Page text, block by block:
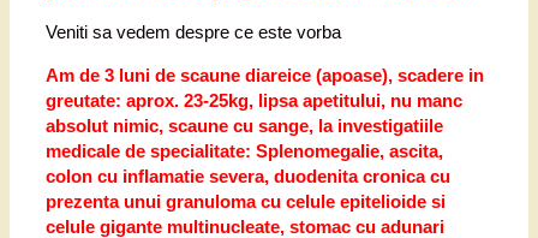
Veniti sa vedem despre ce este vorba
Am de 3 luni de scaune diareice (apoase), scadere in
greutate: aprox. 23-25kg, lipsa apetitului, nu manc
absolut nimic, scaune cu sange, la investigatiile
medicale de specialitate: Splenomegalie, ascita,
colon cu inflamatie severa, duodenita cronica cu
prezenta unui granuloma cu celule epitelioide si
celule gigante multinucleate, stomac cu adunari